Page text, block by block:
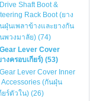
Shaft Boot &
Rack Boot (ยาง
ฝุ่นเพลาข้างและยางกัน
พวงมาลัย) (74)
Lever Cover
างครอบเกียร์) (53)
Lever Cover Inner
Accessories (กันฝุ่น
ยร์ตัวใน) (26)